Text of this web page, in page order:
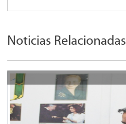
Noticias Relacionadas